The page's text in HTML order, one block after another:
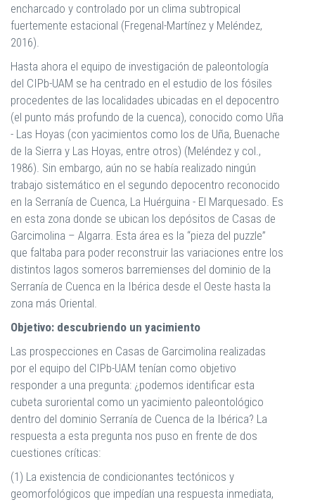
encharcado y controlado por un clima subtropical
fuertemente estacional (Fregenal-Martínez y Meléndez,
2016).
Hasta ahora el equipo de investigación de paleontología
del CIPb-UAM se ha centrado en el estudio de los fósiles
procedentes de las localidades ubicadas en el depocentro
(el punto más profundo de la cuenca), conocido como Uña
- Las Hoyas (con yacimientos como los de Uña, Buenache
de la Sierra y Las Hoyas, entre otros) (Meléndez y col.,
1986). Sin embargo, aún no se había realizado ningún
trabajo sistemático en el segundo depocentro reconocido
en la Serranía de Cuenca, La Huérguina - El Marquesado. Es
en esta zona donde se ubican los depósitos de Casas de
Garcimolina – Algarra. Esta área es la “pieza del puzzle”
que faltaba para poder reconstruir las variaciones entre los
distintos lagos someros barremienses del dominio de la
Serranía de Cuenca en la Ibérica desde el Oeste hasta la
zona más Oriental.
Objetivo: descubriendo un yacimiento
Las prospecciones en Casas de Garcimolina realizadas
por el equipo del CIPb-UAM tenían como objetivo
responder a una pregunta: ¿podemos identificar esta
cubeta suroriental como un yacimiento paleontológico
dentro del dominio Serranía de Cuenca de la Ibérica? La
respuesta a esta pregunta nos puso en frente de dos
cuestiones críticas:
(1) La existencia de condicionantes tectónicos y
geomorfológicos que impedían una respuesta inmediata,